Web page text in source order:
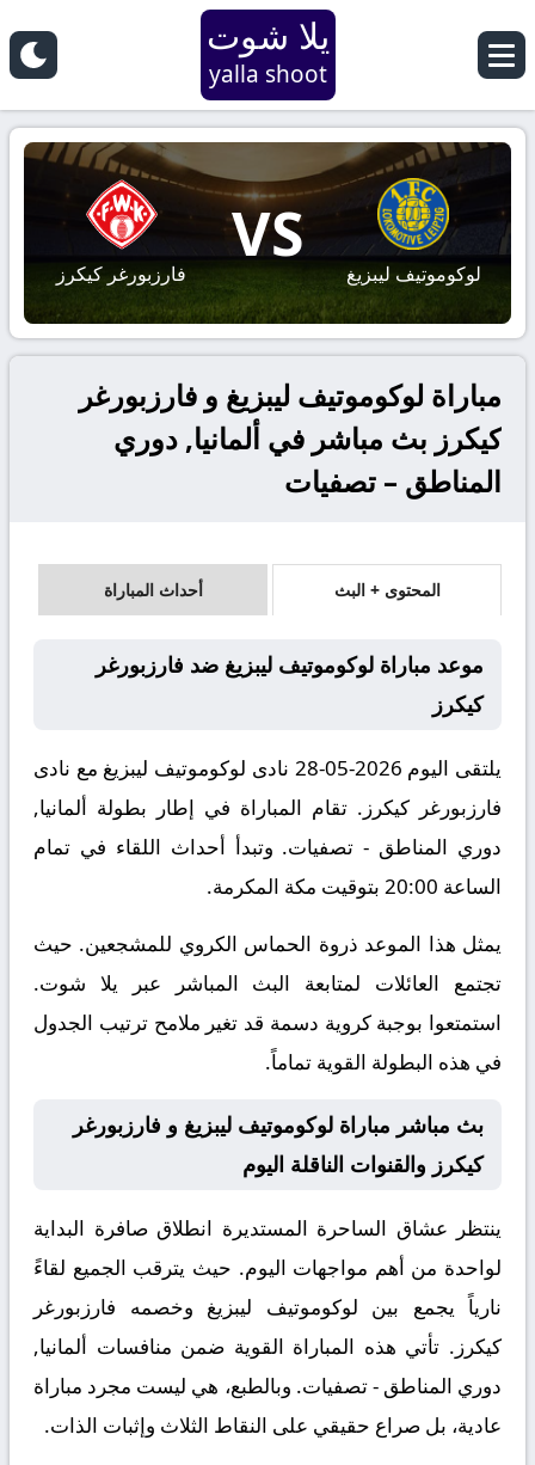
يلا شوت
yalla shoot
لوكوموتيف ليبزيغ
VS
فارزبورغر كيكرز
مباراة لوكوموتيف ليبزيغ و فارزبورغر
كيكرز بث مباشر في ألمانيا, دوري
المناطق – تصفيات
المحتوى + البث أحداث المباراة
موعد مباراة لوكوموتيف ليبزيغ ضد فارزبورغر
كيكرز
يلتقى اليوم 2026-05-28 نادى لوكوموتيف ليبزيغ مع نادى
فارزبورغر كيكرز. تقام المباراة في إطار بطولة ألمانيا,
دوري المناطق - تصفيات. وتبدأ أحداث اللقاء في تمام
الساعة 20:00 بتوقيت مكة المكرمة.
يمثل هذا الموعد ذروة الحماس الكروي للمشجعين. حيث
تجتمع العائلات لمتابعة البث المباشر عبر يلا شوت.
استمتعوا بوجبة كروية دسمة قد تغير ملامح ترتيب الجدول
في هذه البطولة القوية تماماً.
بث مباشر مباراة لوكوموتيف ليبزيغ و فارزبورغر
كيكرز والقنوات الناقلة اليوم
ينتظر عشاق الساحرة المستديرة انطلاق صافرة البداية
لواحدة من أهم مواجهات اليوم. حيث يترقب الجميع لقاءً
نارياً يجمع بين لوكوموتيف ليبزيغ وخصمه فارزبورغر
كيكرز . تأتي هذه المباراة القوية ضمن منافسات ألمانيا,
دوري المناطق - تصفيات. وبالطبع، هي ليست مجرد مباراة
عادية، بل صراع حقيقي على النقاط الثلاث وإثبات الذات.